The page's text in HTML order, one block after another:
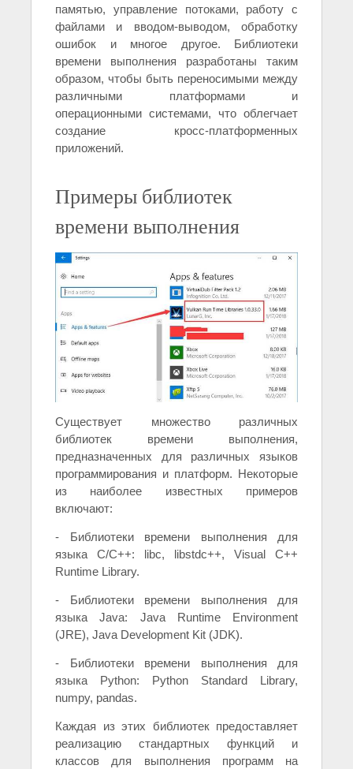
памятью, управление потоками, работу с
файлами и вводом-выводом, обработку
ошибок и многое другое. Библиотеки
времени выполнения разработаны таким
образом, чтобы быть переносимыми между
различными платформами и
операционными системами, что облегчает
создание кросс-платформенных
приложений.
Примеры библиотек
времени выполнения
Существует множество различных
библиотек времени выполнения,
предназначенных для различных языков
программирования и платформ. Некоторые
из наиболее известных примеров
включают:
- Библиотеки времени выполнения для
языка C/C++: libc, libstdc++, Visual C++
Runtime Library.
- Библиотеки времени выполнения для
языка Java: Java Runtime Environment
(JRE), Java Development Kit (JDK).
- Библиотеки времени выполнения для
языка Python: Python Standard Library,
numpy, pandas.
Каждая из этих библиотек предоставляет
реализацию стандартных функций и
классов для выполнения программ на